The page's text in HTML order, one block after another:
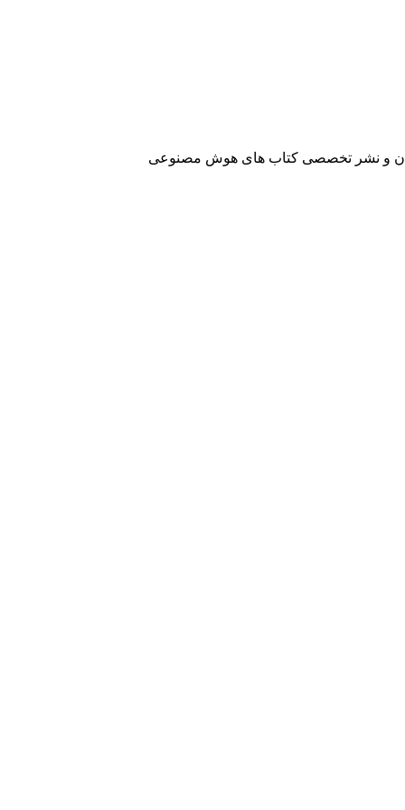
و نشر تخصصی کتاب های هوش مصنوعی